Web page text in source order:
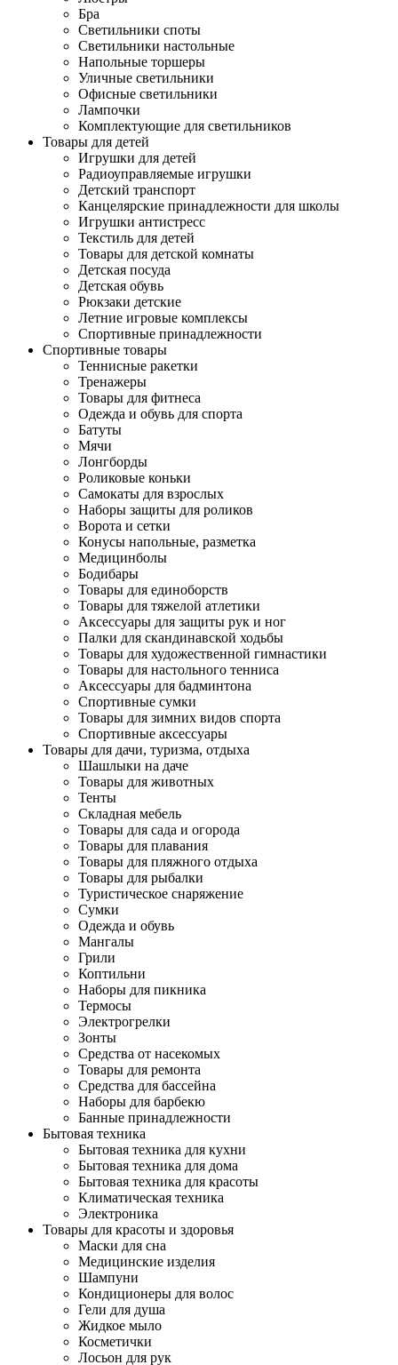
Бра
Светильники споты
Светильники настольные
Напольные торшеры
Уличные светильники
Офисные светильники
Лампочки
Комплектующие для светильников
Товары для детей
Игрушки для детей
Радиоуправляемые игрушки
Детский транспорт
Канцелярские принадлежности для школы
Игрушки антистресс
Текстиль для детей
Товары для детской комнаты
Детская посуда
Детская обувь
Рюкзаки детские
Летние игровые комплексы
Спортивные принадлежности
Спортивные товары
Теннисные ракетки
Тренажеры
Товары для фитнеса
Одежда и обувь для спорта
Батуты
Мячи
Лонгборды
Роликовые коньки
Самокаты для взрослых
Наборы защиты для роликов
Ворота и сетки
Конусы напольные, разметка
Медицинболы
Бодибары
Товары для единоборств
Товары для тяжелой атлетики
Аксессуары для защиты рук и ног
Палки для скандинавской ходьбы
Товары для художественной гимнастики
Товары для настольного тенниса
Аксессуары для бадминтона
Спортивные сумки
Товары для зимних видов спорта
Спортивные аксессуары
Товары для дачи, туризма, отдыха
Шашлыки на даче
Товары для животных
Тенты
Складная мебель
Товары для сада и огорода
Товары для плавания
Товары для пляжного отдыха
Товары для рыбалки
Туристическое снаряжение
Сумки
Одежда и обувь
Мангалы
Грили
Коптильни
Наборы для пикника
Термосы
Электрогрелки
Зонты
Средства от насекомых
Товары для ремонта
Средства для бассейна
Наборы для барбекю
Банные принадлежности
Бытовая техника
Бытовая техника для кухни
Бытовая техника для дома
Бытовая техника для красоты
Климатическая техника
Электроника
Товары для красоты и здоровья
Маски для сна
Медицинские изделия
Шампуни
Кондиционеры для волос
Гели для душа
Жидкое мыло
Косметички
Лосьон для рук